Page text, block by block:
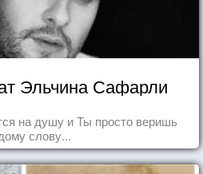
Эльчина Сафарли
на душу и Ты просто веришь
слову...